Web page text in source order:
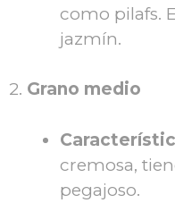
como pilafs.
jazmín.
2. Grano medio
cremosa,
pegajoso.